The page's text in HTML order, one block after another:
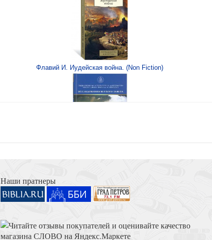
Флавий И. Иудейская война. (Non Fiction)
Книга Иисуса Навина
Наши пратнеры